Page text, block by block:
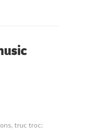
truc troc: